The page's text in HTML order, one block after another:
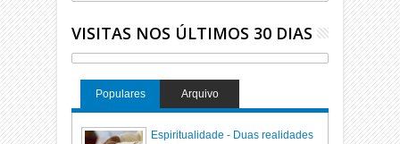
VISITAS NOS ÚLTIMOS 30 DIAS
Populares Arquivo
Espiritualidade - Duas realidades